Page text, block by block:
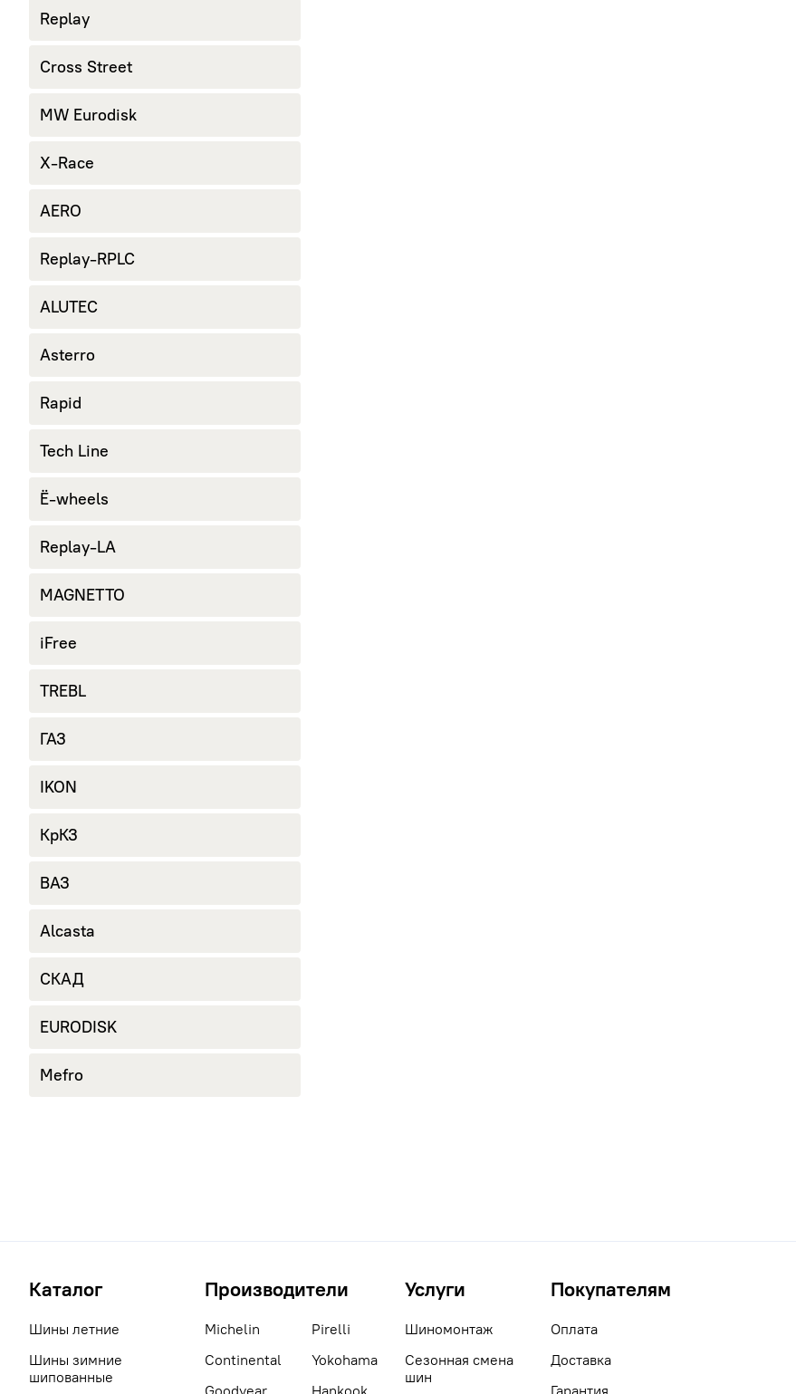
Replay
Cross Street
MW Eurodisk
X-Race
AERO
Replay-RPLC
ALUTEC
Asterro
Rapid
Tech Line
Ё-wheels
Replay-LA
MAGNETTO
iFree
TREBL
ГАЗ
IKON
КрКЗ
ВАЗ
Alcasta
СКАД
EURODISK
Mefro
Каталог
Шины летние
Шины зимние
шипованные
Производители
Michelin
Continental
Pirelli
Yokohama
Услуги
Шиномонтаж
Сезонная смена
шин
Покупателям
Оплата
Доставка